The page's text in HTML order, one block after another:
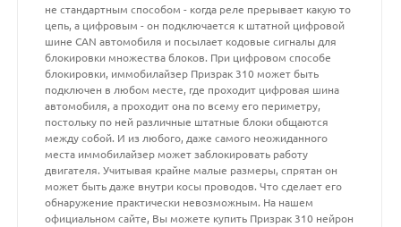
не стандартным способом - когда реле прерывает какую то
цепь, а цифровым - он подключается к штатной цифровой
шине CAN автомобиля и посылает кодовые сигналы для
блокировки множества блоков. При цифровом способе
блокировки, иммобилайзер Призрак 310 может быть
подключен в любом месте, где проходит цифровая шина
автомобиля, а проходит она по всему его периметру,
постольку по ней различные штатные блоки общаются
между собой. И из любого, даже самого неожиданного
места иммобилайзер может заблокировать работу
двигателя. Учитывая крайне малые размеры, спрятан он
может быть даже внутри косы проводов. Что сделает его
обнаружение практически невозможным. На нашем
официальном сайте, Вы можете купить Призрак 310 нейрон